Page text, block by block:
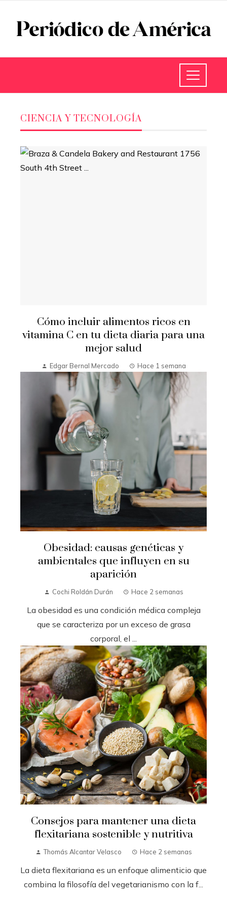
CIENCIA Y TECNOLOGÍA
Cómo incluir alimentos ricos en
vitamina C en tu dieta diaria para una
mejor salud
Edgar Bernal Mercado Hace 1 semana
Obesidad: causas genéticas y
ambientales que influyen en su
aparición
Cochi Roldán Durán Hace 2 semanas
La obesidad es una condición médica compleja
que se caracteriza por un exceso de grasa
corporal, el ...
Consejos para mantener una dieta
flexitariana sostenible y nutritiva
Thomás Alcantar Velasco Hace 2 semanas
La dieta flexitariana es un enfoque alimenticio que
combina la filosofía del vegetarianismo con la f...